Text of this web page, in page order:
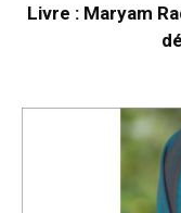
Livre : Maryam